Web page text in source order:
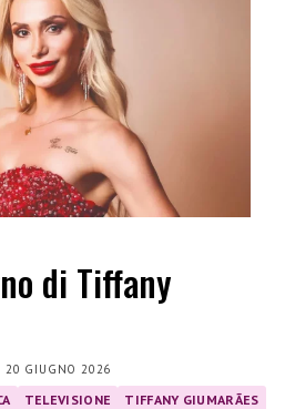
di Tiffany
20 GIUGNO 2026
TELEVISIONE TIFFANY GIUMARÃES